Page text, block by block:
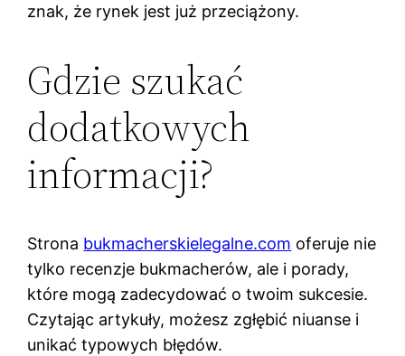
znak, że rynek jest już przeciążony.
Gdzie szukać
dodatkowych
informacji?
Strona bukmacherskielegalne.com oferuje nie
tylko recenzje bukmacherów, ale i porady,
które mogą zadecydować o twoim sukcesie.
Czytając artykuły, możesz zgłębić niuanse i
unikać typowych błędów.